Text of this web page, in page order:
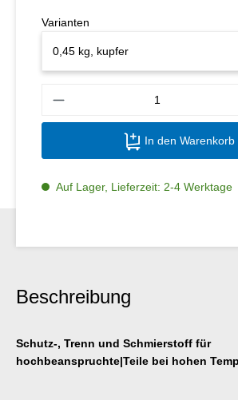
Varianten
In den Warenkorb
Auf Lager, Lieferzeit: 2-4 Werktage
Beschreibung
Schutz-, Trenn und Schmierstoff für
hochbeanspruchte|Teile bei hohen